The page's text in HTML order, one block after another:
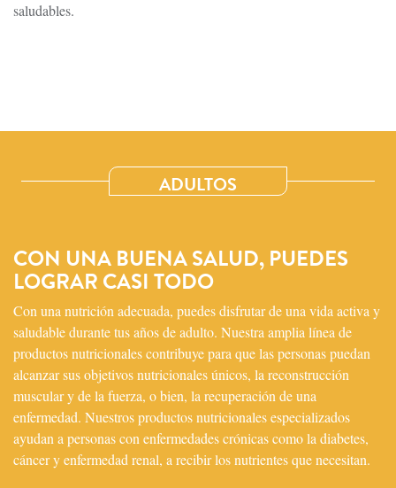
saludables.
ADULTOS
CON UNA BUENA SALUD, PUEDES
LOGRAR CASI TODO
Con una nutrición adecuada, puedes disfrutar de una vida activa y
saludable durante tus años de adulto. Nuestra amplia línea de
productos nutricionales contribuye para que las personas puedan
alcanzar sus objetivos nutricionales únicos, la reconstrucción
muscular y de la fuerza, o bien, la recuperación de una
enfermedad. Nuestros productos nutricionales especializados
ayudan a personas con enfermedades crónicas como la diabetes,
cáncer y enfermedad renal, a recibir los nutrientes que necesitan.